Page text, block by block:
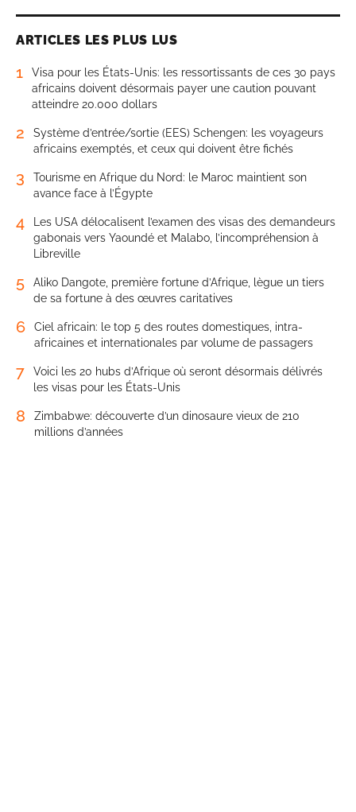
ARTICLES LES PLUS LUS
1
Visa pour les États-Unis: les ressortissants de ces 30 pays
africains doivent désormais payer une caution pouvant
atteindre 20.000 dollars
2
Système d’entrée/sortie (EES) Schengen: les voyageurs
africains exemptés, et ceux qui doivent être fichés
3
Tourisme en Afrique du Nord: le Maroc maintient son
avance face à l’Égypte
4
Les USA délocalisent l’examen des visas des demandeurs
gabonais vers Yaoundé et Malabo, l’incompréhension à
Libreville
5
Aliko Dangote, première fortune d’Afrique, lègue un tiers
de sa fortune à des œuvres caritatives
6
Ciel africain: le top 5 des routes domestiques, intra-
africaines et internationales par volume de passagers
7
Voici les 20 hubs d’Afrique où seront désormais délivrés
les visas pour les États-Unis
8
Zimbabwe: découverte d’un dinosaure vieux de 210
millions d’années